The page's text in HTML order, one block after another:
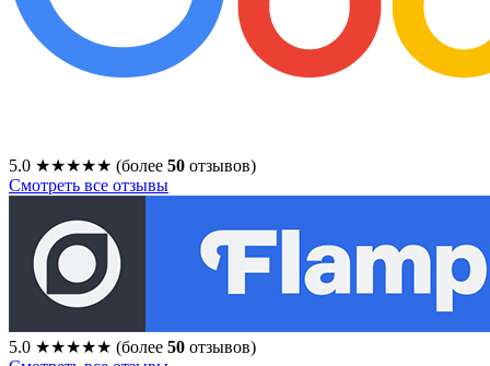
5.0 ★★★★★ (более 50 отзывов)
Смотреть все отзывы
5.0 ★★★★★ (более 50 отзывов)